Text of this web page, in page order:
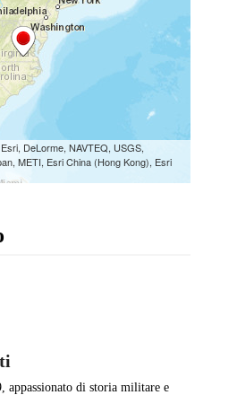
appassionato di storia militare e